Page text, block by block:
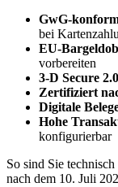
GwG-
bei
EU-
vorbereiten
3-D Secure 2.0
Zertifiziert
Digitale
Hohe
konfigurierbar
So sind Sie
nach dem 10. Juli